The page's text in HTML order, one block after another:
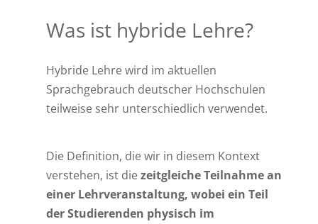
Was ist hybride Lehre?
Hybride Lehre wird im aktuellen
Sprachgebrauch deutscher Hochschulen
teilweise sehr unterschiedlich verwendet.
Die Definition, die wir in diesem Kontext
verstehen, ist diezeitgleiche Teilnahme an
einer Lehrveranstaltung, wobei ein Teil
der Studierenden physisch im